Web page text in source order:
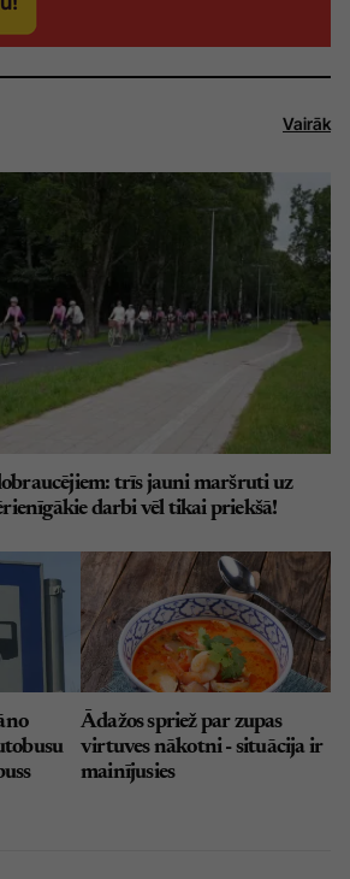
Vairāk
trīs jauni maršruti uz
darbi vēl tikai priekšā!
Ādažos spriež par zupas
virtuves nākotni - situācija ir
mainījusies